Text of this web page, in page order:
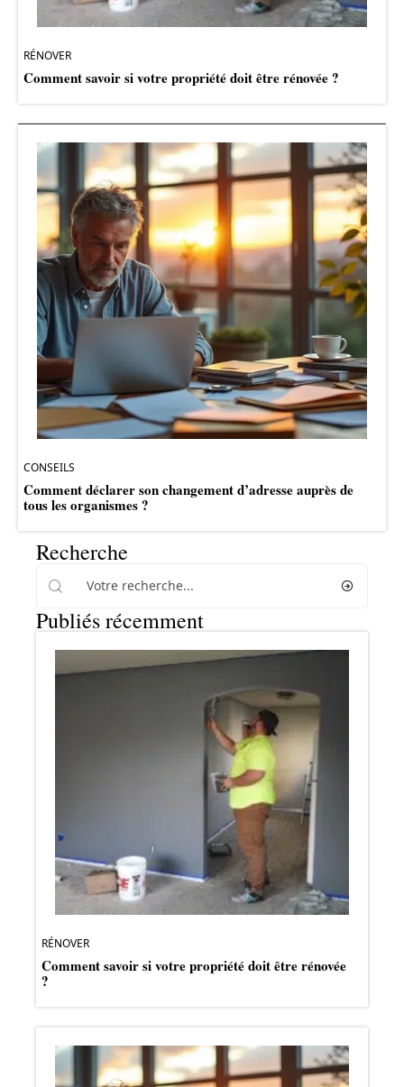
RÉNOVER
Comment savoir si votre propriété doit être rénovée ?
CONSEILS
Comment déclarer son changement d’adresse auprès de
tous les organismes ?
Recherche
Publiés récemment
RÉNOVER
Comment savoir si votre propriété doit être rénovée
?